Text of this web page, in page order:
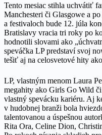
Tento mesiac stihla uchvátiť
Manchesteri či Glasgowe a
a festivaloch bude 12. júla
Bratislavy vracia tri roky po
hodnotili slovami ako
speváčka LP predstaví svoj
tešiť aj na celosvetové hity
LP, vlastným menom Laura
megahity ako Girls Go Wild
vlastný spevácku kariéru. Aj
v hudobnej branži bola
talentovanou a úspešnou
Rita Ora, Celine Dion,